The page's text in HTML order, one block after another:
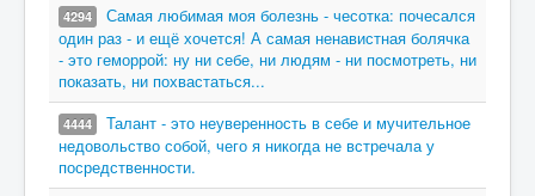
4294
Самая любимая моя болезнь - чесотка: почесался
один раз - и ещё хочется! А самая ненавистная болячка
- это геморрой: ну ни себе, ни людям - ни посмотреть, ни
показать, ни похвастаться...
4444
Талант - это неуверенность в себе и мучительное
недовольство собой, чего я никогда не встречала у
посредственности.